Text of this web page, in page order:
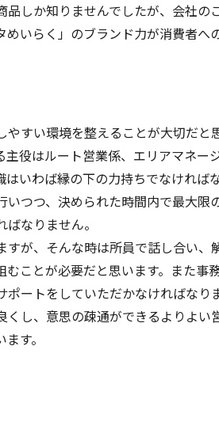
品しか知りませんでしたが、会社
めいらく」のブランド力が消費者
やすい環境を整えることが大切だと
主役はルート営業係、エリアマネー
はいわば縁の下の力持ちでなければ
いつつ、決められた時間内で最大限
なりません。
すが、そんな時は所員で話し合い、
むことが必要だと思います。また事
ポートをしていただかなければなり
くし、意思の疎通ができるよりよい
す。